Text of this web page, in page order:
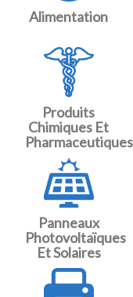
Alimentation
Produits
Chimiques Et
Pharmaceutiques
Panneaux
Photovoltaïques
Et Solaires